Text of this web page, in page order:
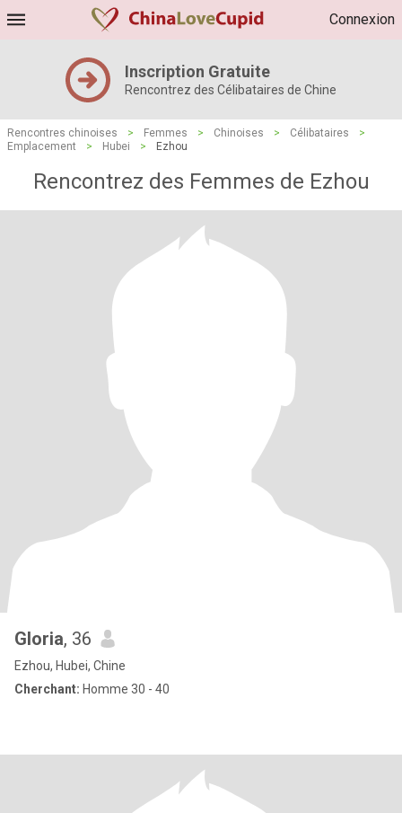
Connexion
Inscription Gratuite
Rencontrez des Célibataires de Chine
Rencontres chinoises > Femmes > Chinoises > Célibataires
>
Emplacement
> Hubei > Ezhou
Rencontrez des Femmes de Ezhou
Gloria, 36
Ezhou, Hubei, Chine
Cherchant: Homme 30 - 40